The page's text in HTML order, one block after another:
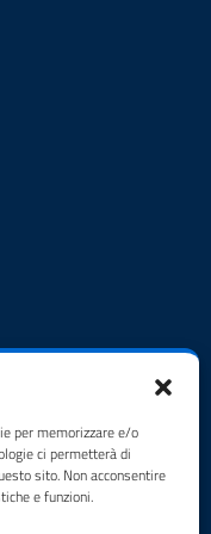
per memorizzare e/o
ci permetterà di
sito. Non acconsentire
e funzioni.